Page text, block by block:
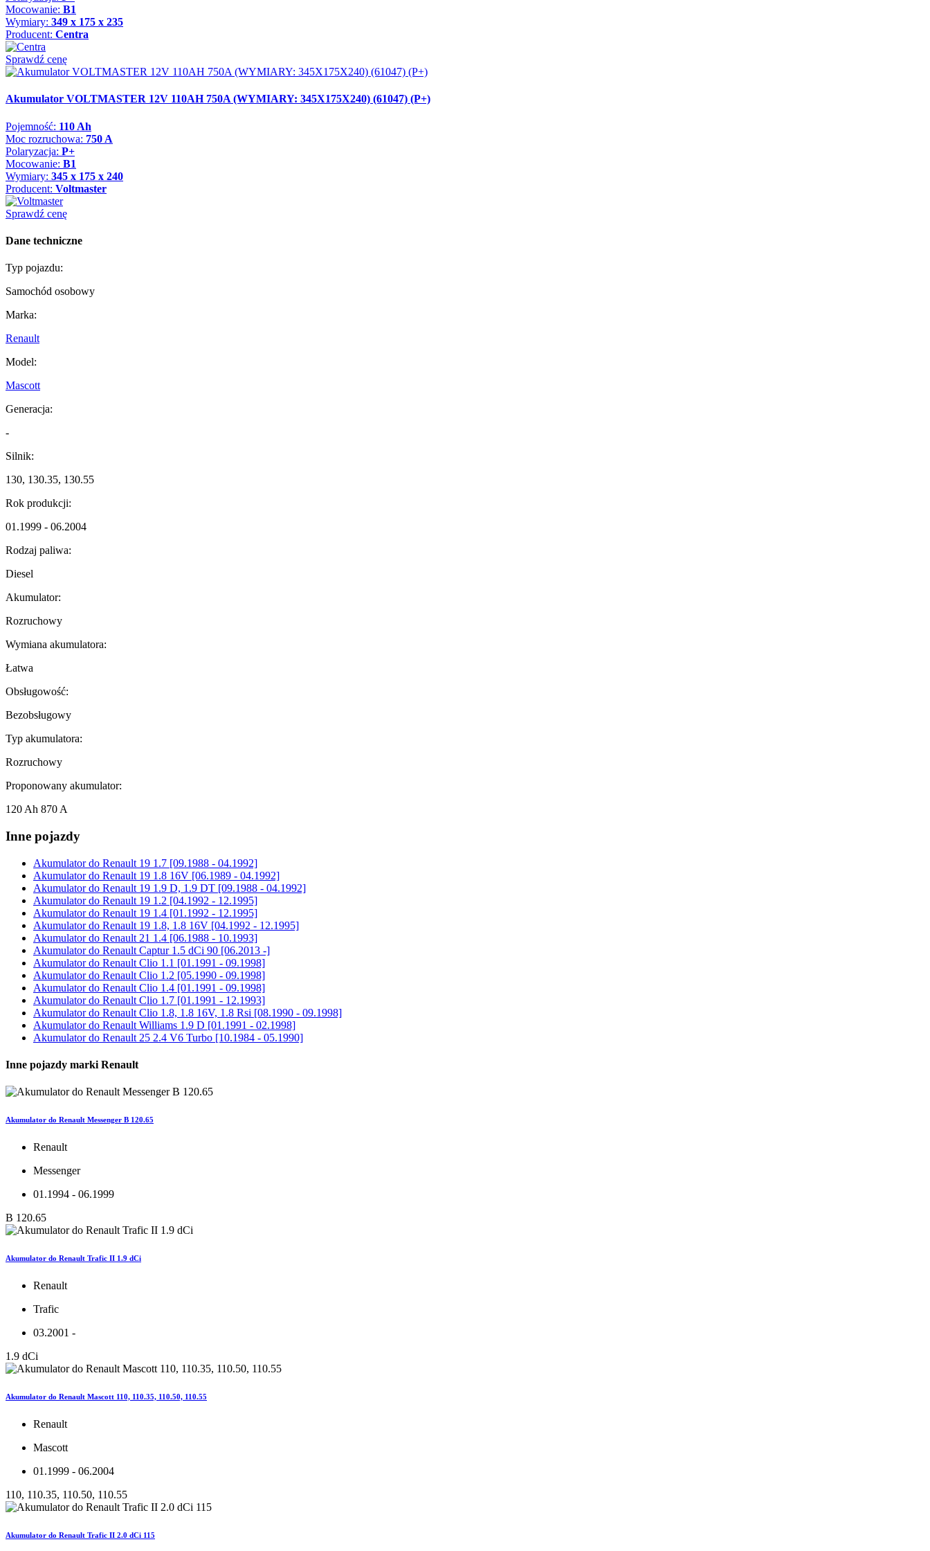
Mocowanie: B1
Wymiary: 349 x 175 x 235
Producent: Centra
Sprawdź cenę
Akumulator VOLTMASTER 12V 110AH 750A (WYMIARY: 345X175X240) (61047) (P+)
Pojemność: 110 Ah
Moc rozruchowa: 750 A
Polaryzacja: P+
Mocowanie: B1
Wymiary: 345 x 175 x 240
Producent: Voltmaster
Sprawdź cenę
Dane techniczne
Typ pojazdu:
Samochód osobowy
Marka:
Renault
Model:
Mascott
Generacja:
-
Silnik:
130, 130.35, 130.55
Rok produkcji:
01.1999 - 06.2004
Rodzaj paliwa:
Diesel
Akumulator:
Rozruchowy
Wymiana akumulatora:
Łatwa
Obsługowość:
Bezobsługowy
Typ akumulatora:
Rozruchowy
Proponowany akumulator:
120 Ah 870 A
Inne pojazdy
Akumulator do Renault 19 1.7 [09.1988 - 04.1992]
Akumulator do Renault 19 1.8 16V [06.1989 - 04.1992]
Akumulator do Renault 19 1.9 D, 1.9 DT [09.1988 - 04.1992]
Akumulator do Renault 19 1.2 [04.1992 - 12.1995]
Akumulator do Renault 19 1.4 [01.1992 - 12.1995]
Akumulator do Renault 19 1.8, 1.8 16V [04.1992 - 12.1995]
Akumulator do Renault 21 1.4 [06.1988 - 10.1993]
Akumulator do Renault Captur 1.5 dCi 90 [06.2013 -]
Akumulator do Renault Clio 1.1 [01.1991 - 09.1998]
Akumulator do Renault Clio 1.2 [05.1990 - 09.1998]
Akumulator do Renault Clio 1.4 [01.1991 - 09.1998]
Akumulator do Renault Clio 1.7 [01.1991 - 12.1993]
Akumulator do Renault Clio 1.8, 1.8 16V, 1.8 Rsi [08.1990 - 09.1998]
Akumulator do Renault Williams 1.9 D [01.1991 - 02.1998]
Akumulator do Renault 25 2.4 V6 Turbo [10.1984 - 05.1990]
Inne pojazdy marki Renault
Akumulator do Renault Messenger B 120.65
Renault
Messenger
01.1994 - 06.1999
B 120.65
Akumulator do Renault Trafic II 1.9 dCi
Renault
Trafic
03.2001 -
1.9 dCi
Akumulator do Renault Mascott 110, 110.35, 110.50, 110.55
Renault
Mascott
01.1999 - 06.2004
110, 110.35, 110.50, 110.55
Akumulator do Renault Trafic II 2.0 dCi 115